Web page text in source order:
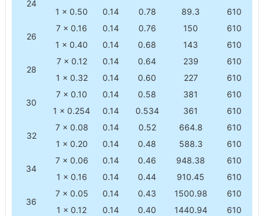
24
1 × 0.50
0.14 0.78 89.3 610
26
7 × 0.16 0.14 0.76 150
610
1 × 0.40
0.14 0.68 143 610
28
7 × 0.12 0.14 0.64 239
610
1 × 0.32
0.14 0.60 227 610
30
7 × 0.10 0.14 0.58 381
610
1 × 0.254
0.14 0.534 361 610
32
7 × 0.08 0.14 0.52 664.8
610
1 × 0.20
0.14 0.48 588.3 610
34
7 × 0.06 0.14 0.46 948.38
610
1 × 0.16
0.14 0.44 910.45 610
36
7 × 0.05 0.14 0.43 1500.98
610
1 × 0.12
0.14 0.40 1440.94 610